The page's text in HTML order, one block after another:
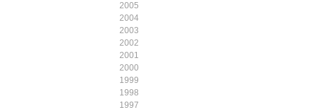
2005
2004
2003
2002
2001
2000
1999
1998
1997